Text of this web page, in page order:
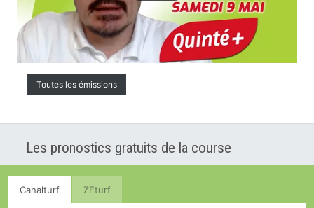
Toutes les émissions
Les pronostics gratuits de la course
Canalturf ZEturf